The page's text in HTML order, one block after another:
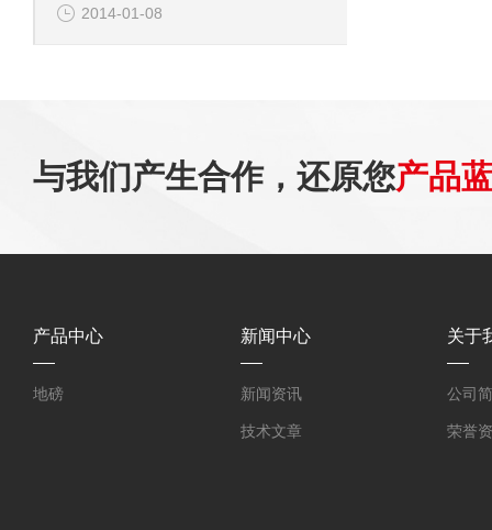
2014-01-08
与我们产生合作，还原您产品
产品中心
地磅
新闻中心
新闻资讯
技术文章
关于
公司
荣誉